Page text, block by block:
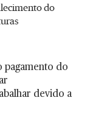
do
pagamento do
devido a